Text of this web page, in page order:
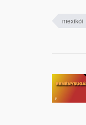
mexikói
Post